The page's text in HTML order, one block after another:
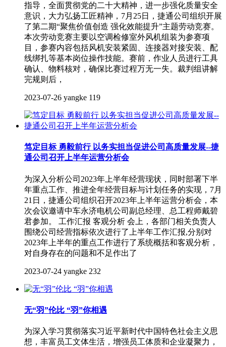
指导，全面贯彻党的二十大精神，进一步强化质量安全
意识，大力弘扬工匠精神，7月25日，捷通公司组织开展
了第二期“聚焦价值创造 强化效能提升”主题劳动竞赛。
本次劳动竞赛主要以空调检修室外风机组装为参赛项
目，参赛内容包括风机安装紧固、连接器对接安装、配
线绑扎等基本岗位操作技能。赛前，作业人员进行工具
确认、物料核对，确保比赛过程万无一失。裁判组讲解
完规则后，
2023-07-26 yangke 119
笃定目标 勇毅前行 以务实担当促进公司高质量发展--捷
通公司召开上半年运营分析会
为深入分析公司2023年上半年经营现状，同时部署下半
年重点工作、推进全年经营目标与计划任务的实现，7月
21日，捷通公司组织召开2023年上半年运营分析会，本
次会议邀请中车永济电机公司副总经理、总工程师戴碧
君参加。 工作汇报 客观分析 会上，各部门相关负责人
围绕公司经营指标依次进行了上半年工作汇报,分别对
2023年上半年的重点工作进行了系统概括和客观分析，
对自身存在的问题和不足作出了
2023-07-24 yangke 232
无“羽”伦比 “羽”你相遇
为深入学习贯彻落实习近平新时代中国特色社会主义思
想，丰富员工文体生活，增强员工体质和企业凝聚力，